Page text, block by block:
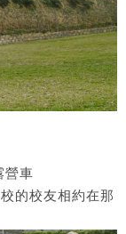
營車
的校友相約在那